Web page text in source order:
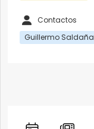
Contactos
Guillermo Saldaña